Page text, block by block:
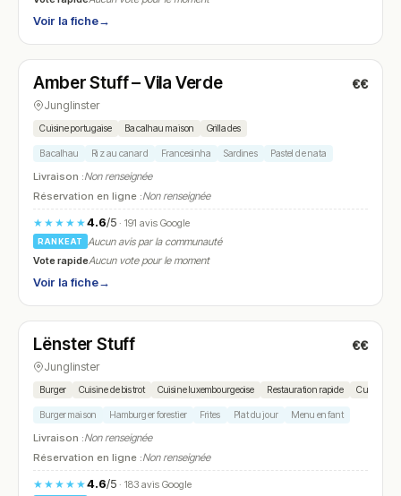
Voir la fiche→
N° 11
Amber Stuff – Vila Verde €€
Junglinster
Cuisine portugaise Bacalhau maison Grillades
Bacalhau Riz au canard Francesinha Sardines Pastel de nata
Livraison :Non renseignée
Réservation en ligne :Non renseignée
★★★★★4.6/5· 191 avis Google
RANKEAT
Aucun avis par la communauté
Vote rapideAucun vote pour le moment
Voir la fiche→
N° 12
Lënster Stuff €€
Junglinster
Burger Cuisine de bistrot Cuisine luxembourgeoise Restauration rapide Cuisine du
Burger maison Hamburger forestier Frites Plat du jour Menu enfant
Livraison :Non renseignée
Réservation en ligne :Non renseignée
★★★★★4.6/5· 183 avis Google